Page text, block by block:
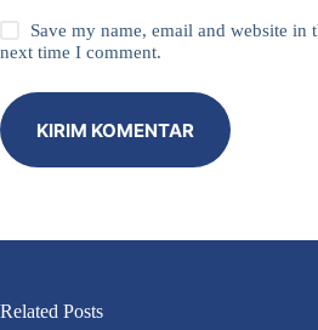
Save my name, email and website in
next time I comment.
KIRIM KOMENTAR
Related Posts